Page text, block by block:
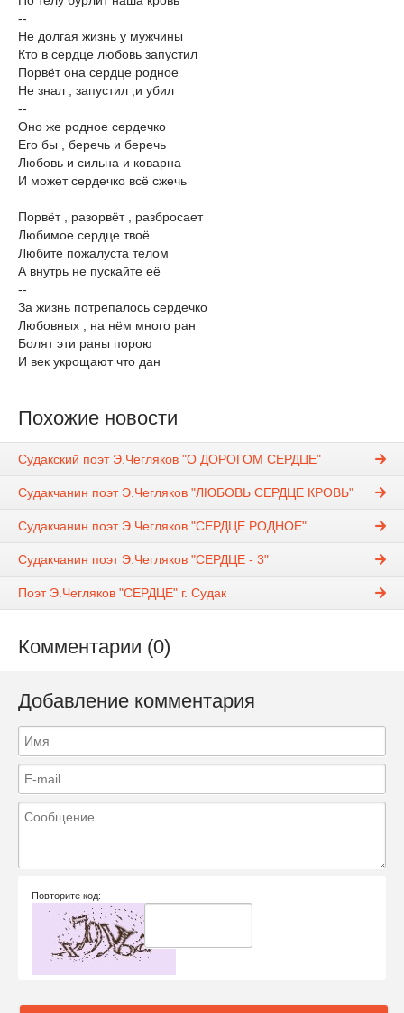
--
Не долгая жизнь у мужчины
Кто в сердце любовь запустил
Порвёт она сердце родное
Не знал , запустил ,и убил
--
Оно же родное сердечко
Его бы , беречь и беречь
Любовь и сильна и коварна
И может сердечко всё сжечь
Порвёт , разорвёт , разбросает
Любимое сердце твоё
Любите пожалуста телом
А внутрь не пускайте её
--
За жизнь потрепалось сердечко
Любовных , на нём много ран
Болят эти раны порою
И век укрощают что дан
Похожие новости
Судакский поэт Э.Чегляков "О ДОРОГОМ СЕРДЦЕ"
Судакчанин поэт Э.Чегляков "ЛЮБОВЬ СЕРДЦЕ КРОВЬ"
Судакчанин поэт Э.Чегляков "СЕРДЦЕ РОДНОЕ"
Судакчанин поэт Э.Чегляков "СЕРДЦЕ - 3"
Поэт Э.Чегляков "СЕРДЦЕ" г. Судак
Комментарии (0)
Добавление комментария
Повторите код: